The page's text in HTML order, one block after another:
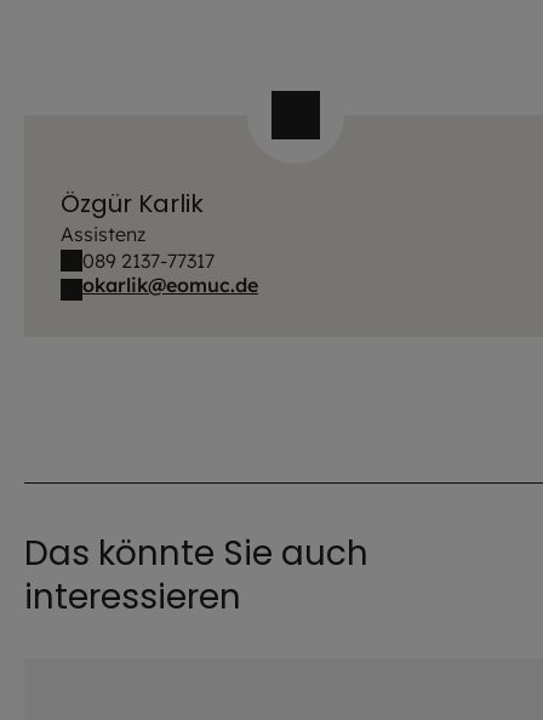
Özgür Karlik
Assistenz
089 2137-77317
okarlik@eomuc.de
Das könnte Sie auch
interessieren